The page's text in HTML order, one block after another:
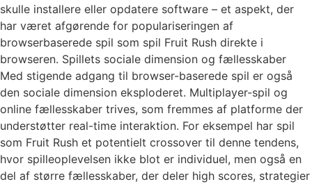
skulle installere eller opdatere software – et aspekt, der
har været afgørende for populariseringen af
browserbaserede spil som spil Fruit Rush direkte i
browseren. Spillets sociale dimension og fællesskaber
Med stigende adgang til browser-baserede spil er også
den sociale dimension eksploderet. Multiplayer-spil og
online fællesskaber trives, som fremmes af platforme der
understøtter real-time interaktion. For eksempel har spil
som Fruit Rush et potentielt crossover til denne tendens,
hvor spilleoplevelsen ikke blot er individuel, men også en
del af større fællesskaber, der deler high scores, strategier